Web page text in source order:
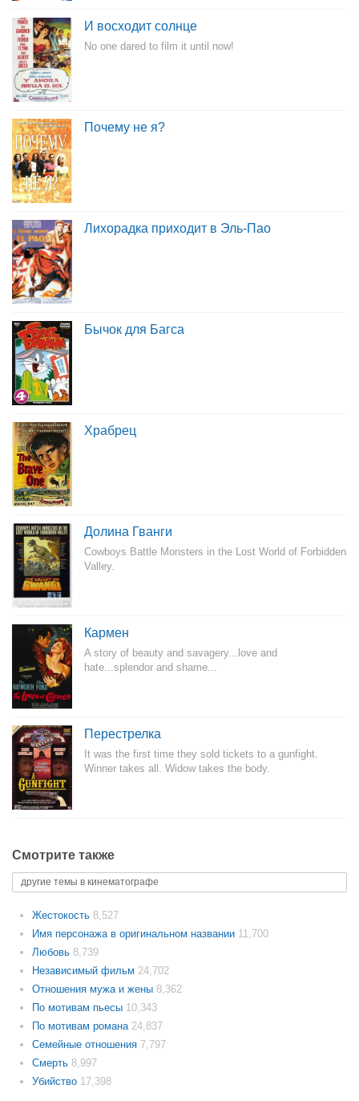
И восходит солнце
No one dared to film it until now!
Почему не я?
Лихорадка приходит в Эль-Пао
Бычок для Багса
Храбрец
Долина Гванги
Cowboys Battle Monsters in the Lost World of Forbidden
Valley.
Кармен
A story of beauty and savagery...love and
hate...splendor and shame...
Перестрелка
It was the first time they sold tickets to a gunfight.
Winner takes all. Widow takes the body.
Смотрите также
другие темы в кинематографе
Жестокость 8,527
Имя персонажа в оригинальном названии 11,700
Любовь 8,739
Независимый фильм 24,702
Отношения мужа и жены 8,362
По мотивам пьесы 10,343
По мотивам романа 24,837
Семейные отношения 7,797
Смерть 8,997
Убийство 17,398